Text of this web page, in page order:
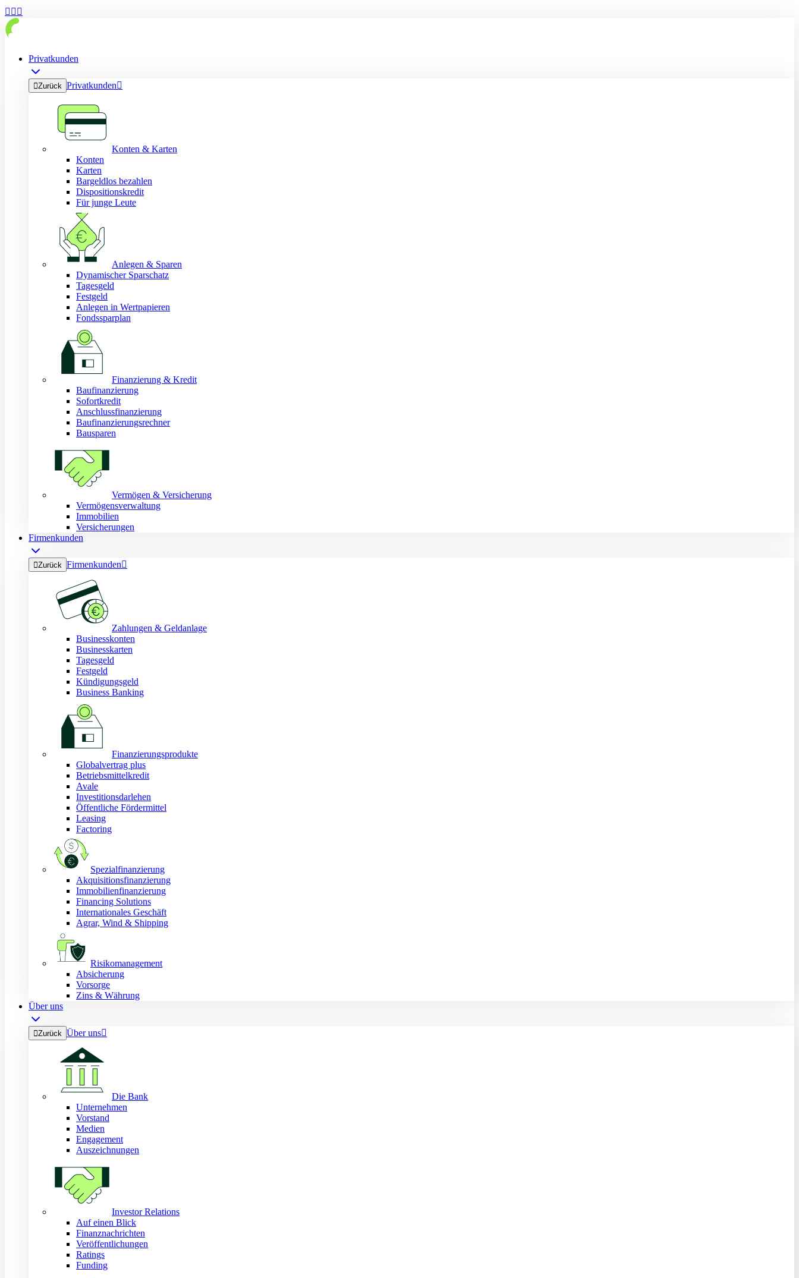
  
Privatkunden
Zurück Privatkunden
Konten & Karten
Konten
Karten
Bargeldlos bezahlen
Dispositionskredit
Für junge Leute
Anlegen & Sparen
Dynamischer Sparschatz
Tagesgeld
Festgeld
Anlegen in Wertpapieren
Fondssparplan
Finanzierung & Kredit
Baufinanzierung
Sofortkredit
Anschlussfinanzierung
Baufinanzierungsrechner
Bausparen
Vermögen & Versicherung
Vermögensverwaltung
Immobilien
Versicherungen
Firmenkunden
Zurück Firmenkunden
Zahlungen & Geldanlage
Businesskonten
Businesskarten
Tagesgeld
Festgeld
Kündigungsgeld
Business Banking
Finanzierungsprodukte
Globalvertrag plus
Betriebsmittelkredit
Avale
Investitionsdarlehen
Öffentliche Fördermittel
Leasing
Factoring
Spezialfinanzierung
Akquisitionsfinanzierung
Immobilienfinanzierung
Financing Solutions
Internationales Geschäft
Agrar, Wind & Shipping
Risikomanagement
Absicherung
Vorsorge
Zins & Währung
Über uns
Zurück Über uns
Die Bank
Unternehmen
Vorstand
Medien
Engagement
Auszeichnungen
Investor Relations
Auf einen Blick
Finanznachrichten
Veröffentlichungen
Ratings
Funding